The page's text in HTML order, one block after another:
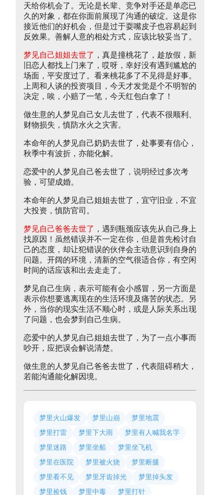
天给你机会了。无论是长辈、竞争对手还是单恋已
久的对象，都在你面前展现了沟通的破绽。这是你
接近他们的好机会，但是过于耍嘴皮子也容易起到
反效果。善解人意的相处方式，应该比较妥当了。
梦见自己姐姐去世了 ，真是撞桃花了，趁放假，新
旧恋人都找上门来了，哎呀，幸好没有遇到尴尬的
场面，平安度过了。看来桃花多了不见得是好事。
上周和人谈的投资项目，今天才发觉是个不明智的
决定，唉，小赔了一笔，今天红包白拿了！
做生意的人梦见自己女儿去世了，代表不很顺利、
财物损失，慎防水火之灾害。
本命年的人梦见自己奶奶去世了，处事要有信心，
秋季中有波折，亦能化解。
恋爱中的人梦见自己爸去世了，说明经过多次考
验，可望成婚。
本命年的人梦见自己姐姐去世了，宜守旧业，不宜
大投资，慎防官司。
梦见自己爸爸去世了 ，遇到瓶颈应该先从自己身上
找原因！虽然错误并不一定在你，但是首先检讨自
己的态度，却让犯错误的伙伴会主动意识到自身的
问题。开阔的环境，清新的空气很适合你，有空闲
时间的话应该和出去走走了。
梦见自己生病，表示可能有会小感冒，另一方面是
表示你想要逃离现在的生活环境及痛苦的状态。另
外，当你的现实生活不顺心时，或是人际关系出现
了问题，也会梦到自己生病。
恋爱中的人梦见自己姐姐去世了，为了一点小事而
吵开，应把误会解说清楚。
做生意的人梦见自己爸爸去世了，代表阻碍稍大，
若能沟通能化解因境。
梦里火山爆发 梦里山崩
梦里地震
梦里打雷
梦里下大雨
梦里有人喊我名字
梦里迷路
梦里坐船
梦里坐飞机
梦里在医院
梦里被火烧
梦里断腿
梦里看不见
梦里牙齿掉光
梦里掉头发
梦里捡钱
梦里中毒 梦里打针